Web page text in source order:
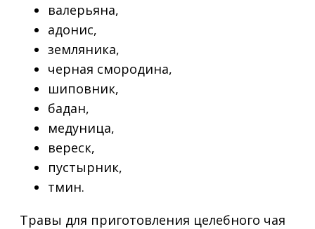
валерьяна,
адонис,
земляника,
черная смородина,
шиповник,
бадан,
медуница,
вереск,
пустырник,
тмин.
Травы для приготовления целебного чая